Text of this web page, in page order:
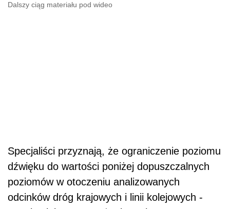
Dalszy ciąg materiału pod wideo
Specjaliści przyznają, że ograniczenie poziomu
dźwięku do wartości poniżej dopuszczalnych
poziomów w otoczeniu analizowanych
odcinków dróg krajowych i linii kolejowych -